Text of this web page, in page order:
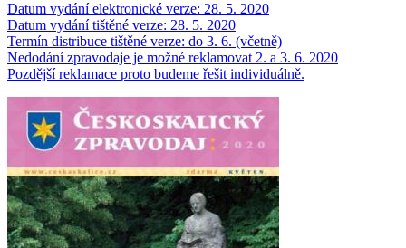
Datum vydání elektronické verze: 28. 5. 2020
Datum vydání tištěné verze: 28. 5. 2020
Termín distribuce tištěné verze: do 3. 6. (včetně)
Nedodání zpravodaje je možné reklamovat 2. a 3. 6. 2020
Pozdější reklamace proto budeme řešit individuálně.